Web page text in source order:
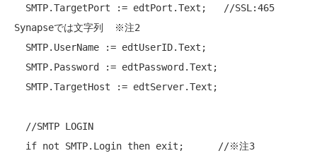
  SMTP.TargetPort := edtPort.Text;
//SSL:465
Synapseでは文字列  ※注2
//SMTP LOGIN
if not SMTP.Login then exit; //※注3